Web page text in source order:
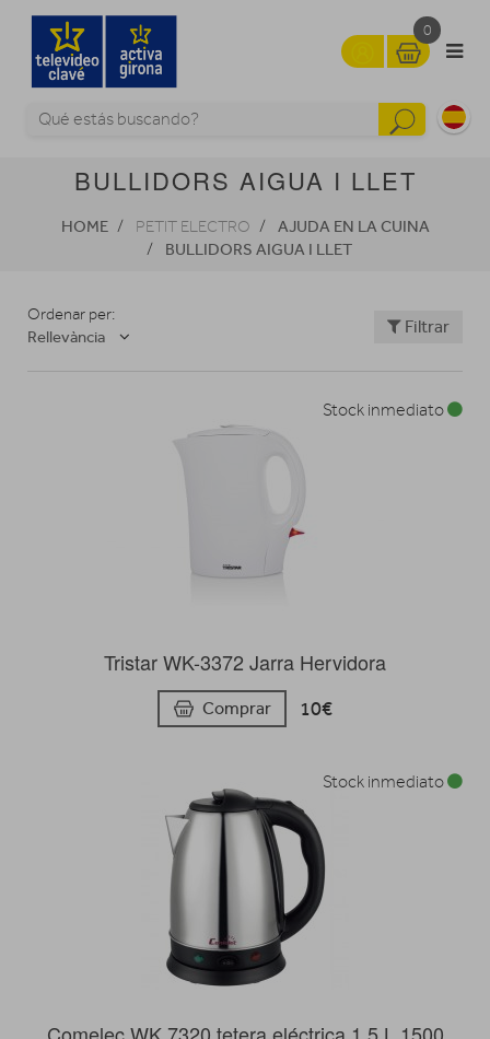
0
BULLIDORS AIGUA I LLET
HOME PETIT ELECTRO
AJUDA EN LA CUINA
BULLIDORS AIGUA I LLET
Ordenar per:
Rellevància
Filtrar
Tristar WK-3372 Jarra Hervidora
Comprar 10€
Stock inmediato
Comelec WK 7320 tetera eléctrica 1,5 L 1500
Stock inmediato